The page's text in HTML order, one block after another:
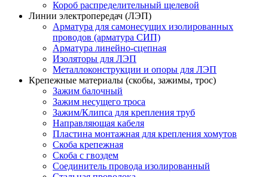
Короб распределительный щелевой
Линии электропередач (ЛЭП)
Арматура для самонесущих изолированных
проводов (арматура СИП)
Арматура линейно-сцепная
Изоляторы для ЛЭП
Металлоконструкции и опоры для ЛЭП
Крепежные материалы (скобы, зажимы, трос)
Зажим балочный
Зажим несущего троса
Зажим/Клипса для крепления труб
Направляющая кабеля
Пластина монтажная для крепления хомутов
Скоба крепежная
Скоба с гвоздем
Соединитель провода изолированный